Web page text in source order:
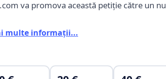
va promova această petiție către un
multe informații...